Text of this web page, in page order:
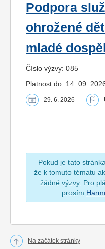
Podpora
ohrožené
mladé
Číslo výzvy: 085
Platnost do: 14. 09.
29. 6. 2026
Pokud je tato
že k tomuto tématu
žádné výzvy. Pro
prosím
Na začátek stránky